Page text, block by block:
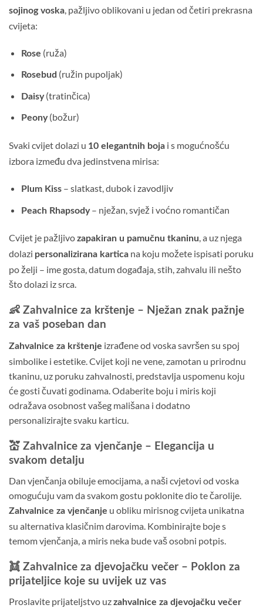
sojinog voska , pažljivo oblikovani u jedan od četiri prekrasna
cvijeta:
Rose (ruža)
Rosebud (ružin pupoljak)
Daisy(tratinčica)
Peony(božur)
Svaki cvijet dolazi u 10 elegantnih boja i s mogućnošću
izbora između dva jedinstvena mirisa:
Plum Kiss– slatkast, dubok i zavodljiv
Peach Rhapsody– nježan, svjež i voćno romantičan
Cvijet je pažljivozapakiran u pamučnu tkaninu, a uz njega
dolazi personalizirana kartica na koju možete ispisati poruku
po želji – ime gosta, datum događaja, stih, zahvalu ili nešto
što dolazi iz srca.
👶 Zahvalnice za krštenje – Nježan znak pažnje
za vaš poseban dan
Zahvalnice za krštenje izrađene od voska savršen su spoj
simbolike i estetike. Cvijet koji ne vene, zamotan u prirodnu
tkaninu, uz poruku zahvalnosti, predstavlja uspomenu koju
će gosti čuvati godinama. Odaberite boju i miris koji
odražava osobnost vašeg mališana i dodatno
personalizirajte svaku karticu.
💒 Zahvalnice za vjenčanje – Elegancija u
svakom detalju
Dan vjenčanja obiluje emocijama, a naši cvjetovi od voska
omogućuju vam da svakom gostu poklonite dio te čarolije.
Zahvalnice za vjenčanje u obliku mirisnog cvijeta unikatna
su alternativa klasičnim darovima. Kombinirajte boje s
temom vjenčanja, a miris neka bude vaš osobni potpis.
👯 Zahvalnice za djevojačku večer – Poklon za
prijateljice koje su uvijek uz vas
Proslavite prijateljstvo uzzahvalnice za djevojačku večer